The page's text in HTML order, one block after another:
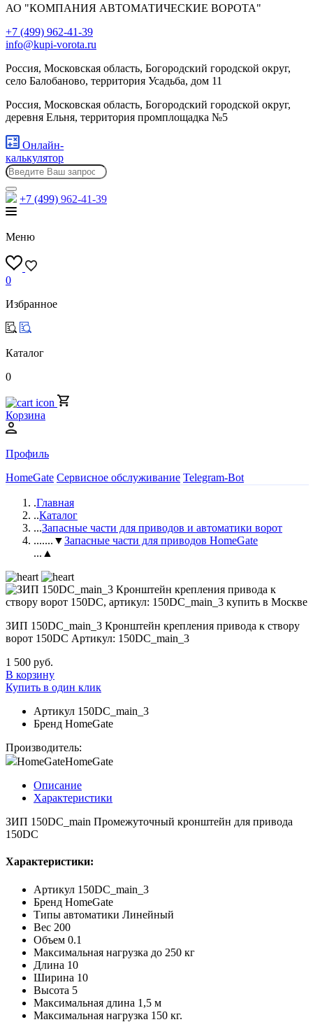
АО "КОМПАНИЯ АВТОМАТИЧЕСКИЕ ВОРОТА"
+7 (499) 962-41-39
info@kupi-vorota.ru
Россия, Московская область, Богородский городской округ,
село Балобаново, территория Усадьба, дом 11
Россия, Московская область, Богородский городской округ,
деревня Ельня, территория промплощадка №5
Онлайн-
калькулятор
+7 (499) 962-41-39
Меню
0
Избранное
Каталог
0
Корзина
Профиль
HomeGate Сервисное обслуживание Telegram-Bot
.Главная
..Каталог
...Запасные части для приводов и автоматики ворот
.......▼Запасные части для приводов HomeGate
...▲
ЗИП 150DC_main_3 Кронштейн крепления привода к створу
ворот 150DC Артикул: 150DC_main_3
1 500 руб.
В корзину
Купить в один клик
Артикул 150DC_main_3
Бренд HomeGate
Производитель:
HomeGateHomeGate
Описание
Характеристики
ЗИП 150DC_main Промежуточный кронштейн для привода
150DC
Характеристики:
Артикул 150DC_main_3
Бренд HomeGate
Типы автоматики Линейный
Вес 200
Объем 0.1
Максимальная нагрузка до 250 кг
Длина 10
Ширина 10
Высота 5
Максимальная длина 1,5 м
Максимальная нагрузка 150 кг.